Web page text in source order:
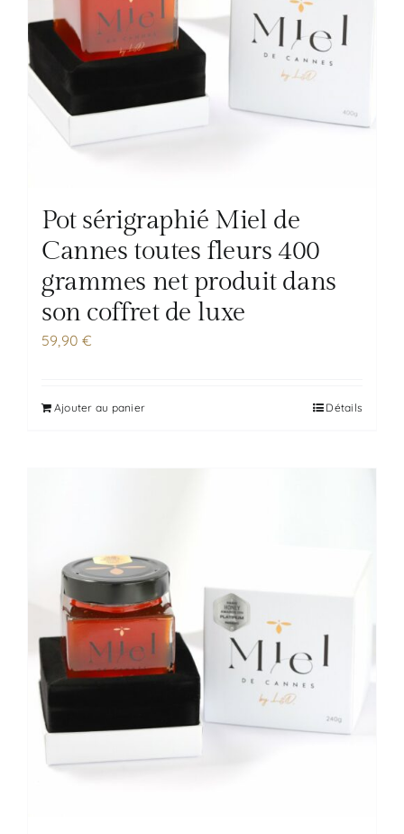
Pot sérigraphié Miel de
Cannes toutes fleurs 400
grammes net produit dans
son coffret de luxe
59,90€
Ajouter au panier Détails